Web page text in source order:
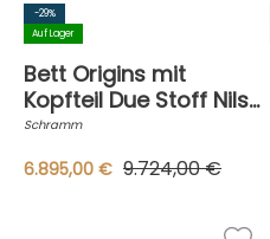
-29%
Auf Lager
Bett Origins mit
Kopfteil Due Stoff Nils
440 Sky Blau Füße
Schramm
6.895,00 € 9.724,00 €